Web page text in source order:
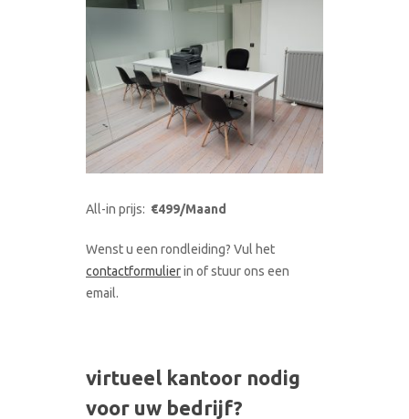
All-in prijs: €499/Maand
Wenst u een rondleiding? Vul het
contactformulierin of stuur ons een
email.
virtueel kantoor nodig
voor uw bedrijf?